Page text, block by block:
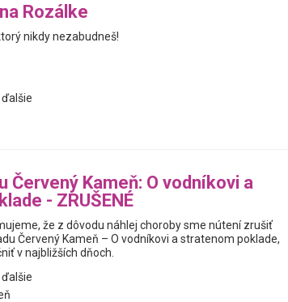
Rozálke
nikdy nezabudneš!
Červený Kameň: O vodníkovi a
- ZRUŠENÉ
že z dôvodu náhlej choroby sme nútení zrušiť
Červený Kameň – O vodníkovi a stratenom poklade,
v najbližších dňoch.